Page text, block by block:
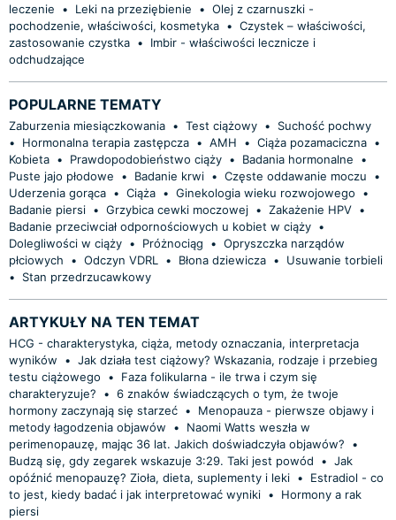
leczenie
• Leki na przeziębienie • Olej z czarnuszki -
pochodzenie, właściwości, kosmetyka • Czystek – właściwości,
zastosowanie czystka •
Imbir - właściwości lecznicze i
odchudzające
POPULARNE TEMATY
Zaburzenia miesiączkowania • Test ciążowy •
Suchość pochwy
•
Hormonalna terapia zastępcza • AMH • Ciąża pozamaciczna •
Kobieta • Prawdopodobieństwo ciąży • Badania hormonalne
•
Puste jajo płodowe
• Badanie krwi • Częste oddawanie moczu
•
Uderzenia gorąca • Ciąża • Ginekologia wieku rozwojowego
•
Badanie piersi • Grzybica cewki moczowej • Zakażenie HPV •
Badanie przeciwciał odpornościowych u kobiet w ciąży •
Dolegliwości w ciąży • Próżnociąg • Opryszczka narządów
płciowych
• Odczyn VDRL • Błona dziewicza •
Usuwanie torbieli
•
Stan przedrzucawkowy
ARTYKUŁY NA TEN TEMAT
HCG - charakterystyka, ciąża, metody oznaczania, interpretacja
wyników
• Jak działa test ciążowy? Wskazania, rodzaje i przebieg
testu ciążowego
•
Faza folikularna - ile trwa i czym się
charakteryzuje?
• 6 znaków świadczących o tym, że twoje
hormony zaczynają się starzeć •
Menopauza - pierwsze objawy i
metody łagodzenia objawów
•
Naomi Watts weszła w
perimenopauzę, mając 36 lat. Jakich doświadczyła objawów?
•
Budzą się, gdy zegarek wskazuje 3:29. Taki jest powód
• Jak
opóźnić menopauzę? Zioła, dieta, suplementy i leki •
Estradiol - co
to jest, kiedy badać i jak interpretować wyniki •
Hormony a rak
piersi